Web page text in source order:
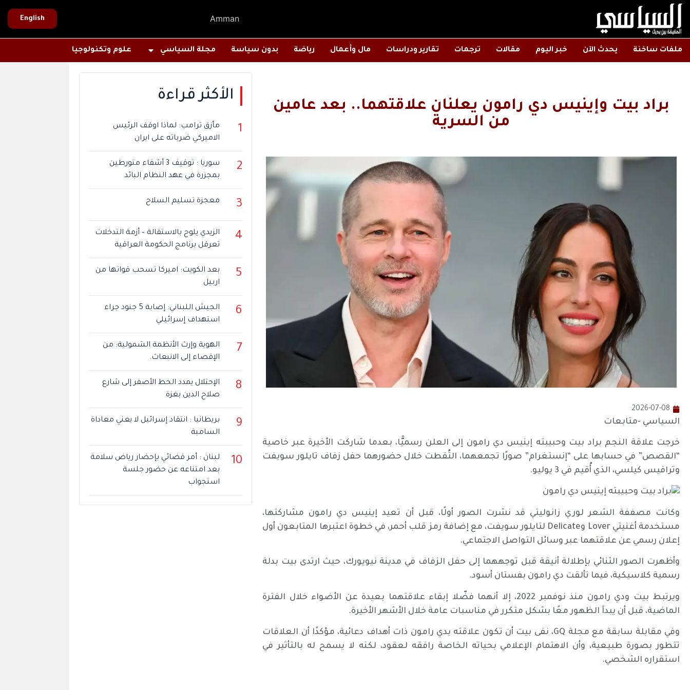
Amman
English
ملفات ساخنة يحدث الآن خبر اليوم مقالات ترجمات تقارير ودراسات مال وأعمال رياضة بدون سياسة مجلة السياسي علوم وتكنولوجيا
براد بيت وإينيس دي رامون يعلنان علاقتهما.. بعد عامين
من السرية
2026-07-08
السياسي -متابعات
خرجت علاقة النجم براد بيت وحبيبته إينيس دي رامون إلى العلن رسميًّا، بعدما شاركت الأخيرة عبر خاصية
“القصص” في حسابها على “إنستغرام” صورًا تجمعهما، التُقطت خلال حضورهما حفل زفاف تايلور سويفت
وترافيس كيلسي، الذي أُقيم في 3 يوليو.
وكانت مصففة الشعر لوري زانوليتي قد نشرت الصور أولًا، قبل أن تعيد إينيس دي رامون مشاركتها،
مستخدمة أغنيتي Lover وDelicate لتايلور سويفت، مع إضافة رمز قلب أحمر، في خطوة اعتبرها المتابعون أول
إعلان رسمي عن علاقتهما عبر وسائل التواصل الاجتماعي.
وأظهرت الصور الثنائي بإطلالة أنيقة قبل توجههما إلى حفل الزفاف في مدينة نيويورك، حيث ارتدى بيت بدلة
رسمية كلاسيكية، فيما تألقت دي رامون بفستان أسود.
ويرتبط بيت ودي رامون منذ نوفمبر 2022، إلا أنهما فضّلا إبقاء علاقتهما بعيدة عن الأضواء خلال الفترة
الماضية، قبل أن يبدآ الظهور معًا بشكل متكرر في مناسبات عامة خلال الأشهر الأخيرة.
وفي مقابلة سابقة مع مجلة GQ، نفى بيت أن تكون علاقته بدي رامون ذات أهداف دعائية، مؤكدًا أن العلاقات
تتطور بصورة طبيعية، وأن الاهتمام الإعلامي بحياته الخاصة رافقه لعقود، لكنه لا يسمح له بالتأثير في
استقراره الشخصي.
الأكثر قراءة
1
مأزق ترامب: لماذا اوقف الرئيس
الاميركي ضرباته على ايران
2
سوريا : توقيف 3 أشقاء متورطين
بمجزرة في عهد النظام البائد
3 معجزة تسليم السلاح
4
الزيدي يلوح بالاستقالة – أزمة التدخلات
تعرقل برنامج الحكومة العراقية
5
بعد الكويت: اميركا تسحب قواتها من
اربيل
6
الجيش اللبناني: إصابة 5 جنود جراء
استهداف إسرائيلي
7
الهوية وإرث الأنظمة الشمولية: من
الإقصاء إلى الانبعاث.
8
الإحتلال يمدد الخط الأصفر إلى شارع
صلاح الدين بغزة
9
بريطانيا : انتقاد إسرائيل لا يعني معاداة
السامية
10
لبنان : أمر قضائي بإحضار رياض سلامة
بعد امتناعه عن حضور جلسة
استجواب